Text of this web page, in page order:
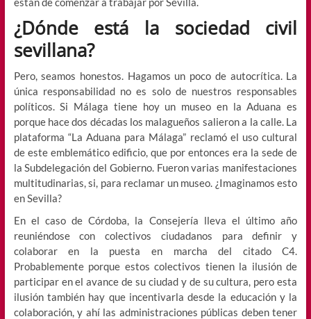
¿Dónde está la sociedad civil
sevillana?
Pero, seamos honestos. Hagamos un poco de autocrítica. La
única responsabilidad no es solo de nuestros responsables
políticos. Si Málaga tiene hoy un museo en la Aduana es
porque hace dos décadas los malagueños salieron a la calle. La
plataforma “La Aduana para Málaga” reclamó el uso cultural
de este emblemático edificio, que por entonces era la sede de
la Subdelegación del Gobierno. Fueron varias manifestaciones
multitudinarias, si, para reclamar un museo. ¿Imaginamos esto
en Sevilla?
En el caso de Córdoba, la Consejería lleva el último año
reuniéndose con colectivos ciudadanos para definir y
colaborar en la puesta en marcha del citado C4.
Probablemente porque estos colectivos tienen la ilusión de
participar en el avance de su ciudad y de su cultura, pero esta
ilusión también hay que incentivarla desde la educación y la
colaboración, y ahí las administraciones públicas deben tener